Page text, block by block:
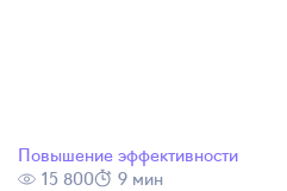
Повышение эффективности
15 800
9 мин